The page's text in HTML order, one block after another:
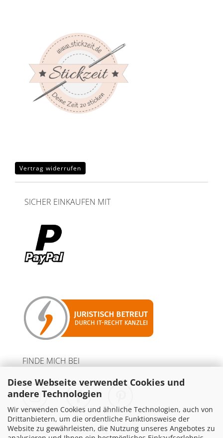
Diese Webseite verwendet Cookies und
andere Technologien
Wir verwenden Cookies und ähnliche Technologien, auch von
Drittanbietern, um die ordentliche Funktionsweise der
Website zu gewährleisten, die Nutzung unseres Angebotes zu
Vertrag widerrufen
SICHER EINKAUFEN MIT
FINDE MICH BEI
PARTNER MIT WERBELINKS